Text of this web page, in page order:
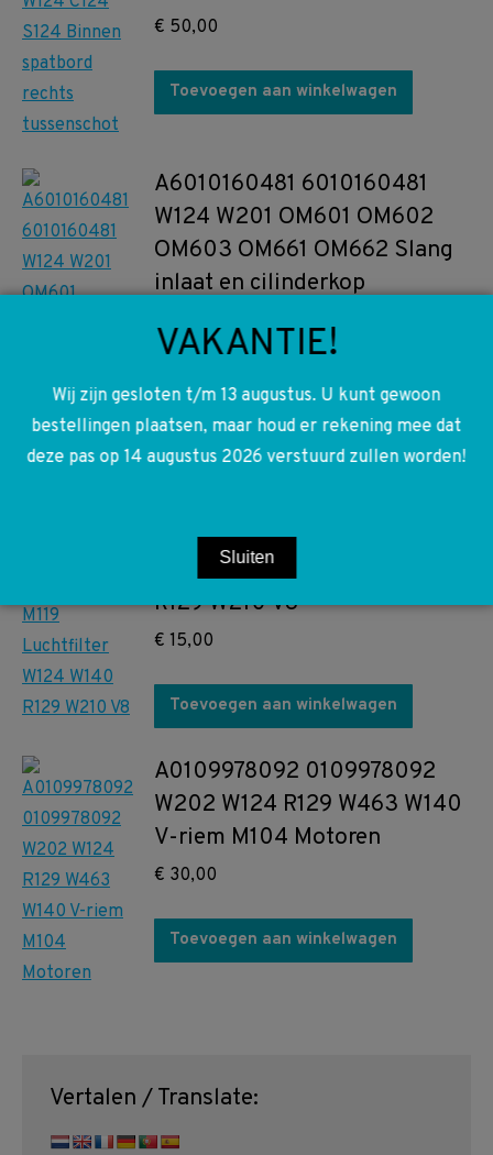
€ 50,00
Toevoegen aan winkelwagen
A6010160481 6010160481
W124 W201 OM601 OM602
OM603 OM661 OM662 Slang
inlaat en cilinderkop
Toevoegen aan winkelwagen
A0030946104 0030946104
M119 Luchtfilter W124 W140
R129 W210 V8
€ 15,00
Toevoegen aan winkelwagen
A0109978092 0109978092
W202 W124 R129 W463 W140
V-riem M104 Motoren
€ 30,00
Toevoegen aan winkelwagen
Vertalen / Translate:
VAKANTIE!
Wij zijn gesloten t/m 13 augustus. U kunt gewoon
bestellingen plaatsen, maar houd er rekening mee dat
deze pas op 14 augustus 2026 verstuurd zullen worden!
Sluiten